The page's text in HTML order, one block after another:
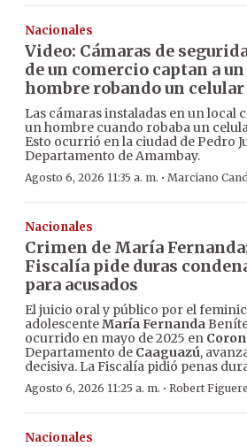
Nacionales
Video: Cámaras de
de un comercio captan a un
hombre robando un celular
Las cámaras instaladas en un local
un hombre cuando robaba un
Esto ocurrió en la ciudad de Pedro
Departamento de Amambay.
Agosto 6, 2026 11:35 a. m. · Marciano
Nacionales
Crimen de María
Fiscalía pide duras
para acusados
El juicio oral y público por el
adolescenteMaría Fernanda
ocurrido en mayo de 2025 en
Departamento de Caaguazú,
decisiva. La Fiscalía pidió penas
Agosto 6, 2026 11:25 a. m. · Robert
Nacionales